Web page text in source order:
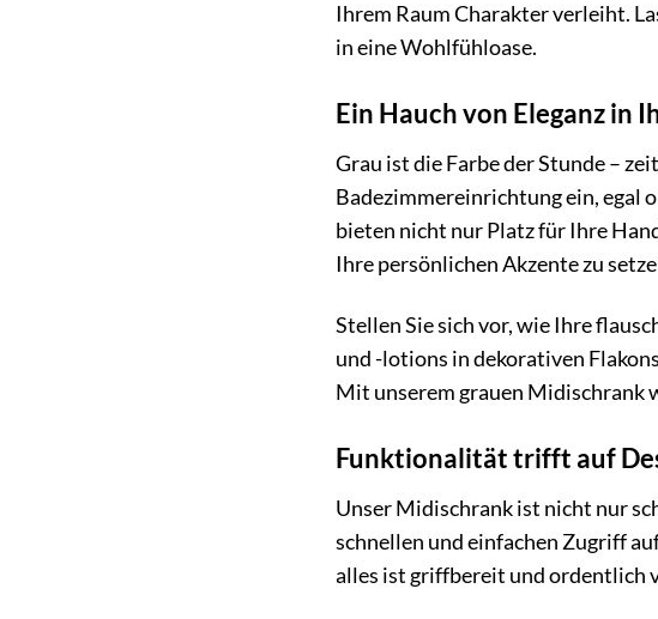
Ihrem Raum Charakter verleiht.
in eine Wohlfühloase.
Ein Hauch von Eleganz in
Grau ist die Farbe der Stunde –
Badezimmereinrichtung ein, egal
bieten nicht nur Platz für Ihre
Ihre persönlichen Akzente zu
Stellen Sie sich vor, wie Ihre
und -lotions in dekorativen
Mit unserem grauen Midischrank
Funktionalität trifft auf
Unser Midischrank ist nicht nur
schnellen und einfachen Zugriff
alles ist griffbereit und ordentlich